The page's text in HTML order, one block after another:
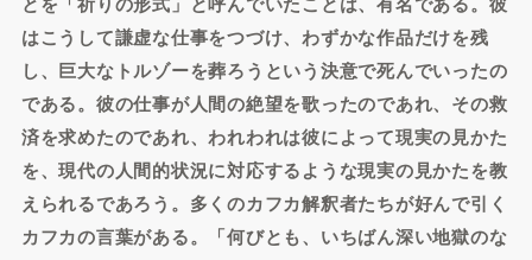
はこうして謙虚な仕事をつづけ、わずかな作品だけを残
し、巨大なトルゾーを葬ろうという決意で死んでいったの
である。彼の仕事が人間の絶望を歌ったのであれ、その救
済を求めたのであれ、われわれは彼によって現実の見かた
を、現代の人間的状況に対応するような現実の見かたを教
えられるであろう。多くのカフカ解釈者たちが好んで引く
カフカの言葉がある。「何びとも、いちばん深い地獄のな